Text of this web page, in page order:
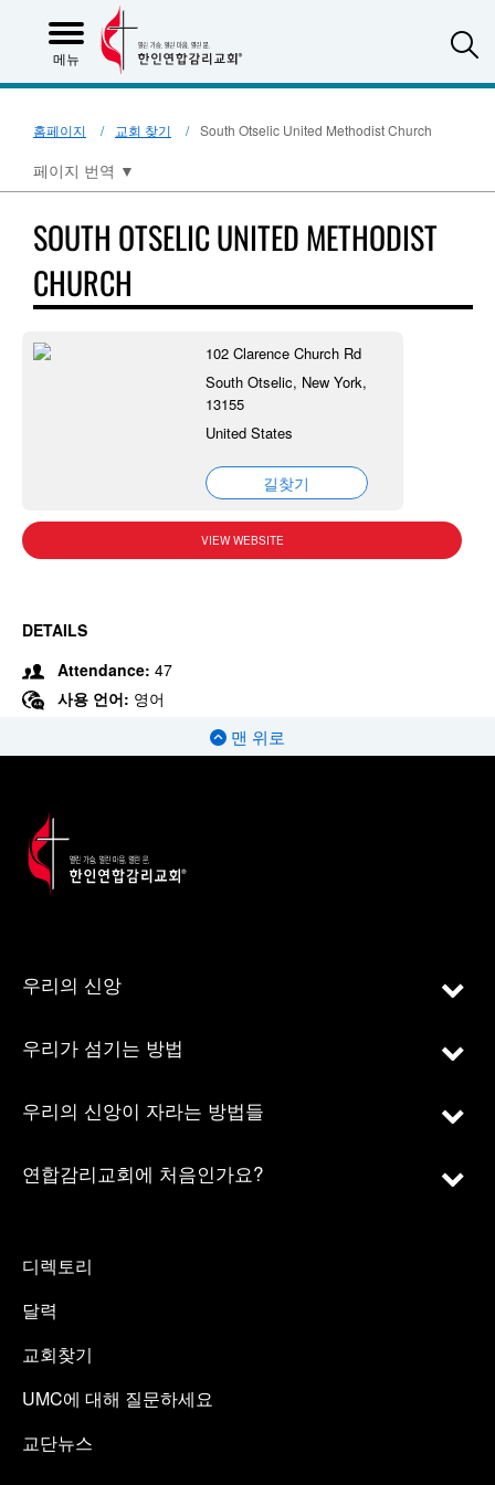
메뉴
홈페이지 교회 찾기 South Otselic United Methodist Church
페이지 번역 ▼
SOUTH OTSELIC UNITED METHODIST
CHURCH
102 Clarence Church Rd
South Otselic, New York,
13155
United States
길찾기
VIEW WEBSITE
DETAILS
Attendance: 47
사용 언어: 영어
맨 위로
우리의 신앙
우리가 섬기는 방법
우리의 신앙이 자라는 방법들
연합감리교회에 처음인가요?
디렉토리
달력
교회찾기
UMC에 대해 질문하세요
교단뉴스